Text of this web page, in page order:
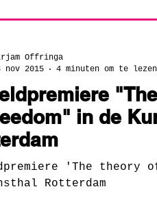
in de
'The theory
Rotterdam
Offringa
nov 2015
4 minuten om te lezen